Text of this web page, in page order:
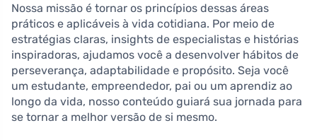
Nossa missão é tornar os princípios dessas áreas
práticos e aplicáveis à vida cotidiana. Por meio de
estratégias claras, insights de especialistas e histórias
inspiradoras, ajudamos você a desenvolver hábitos de
perseverança, adaptabilidade e propósito. Seja você
um estudante, empreendedor, pai ou um aprendiz ao
longo da vida, nosso conteúdo guiará sua jornada para
se tornar a melhor versão de si mesmo.